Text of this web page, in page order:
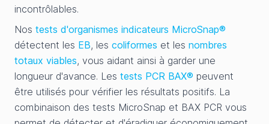
incontrôlables.
Nos tests d'organismes indicateurs MicroSnap®
détectent les EB, les coliformes et les nombres
totaux viables, vous aidant ainsi à garder une
longueur d'avance. Les tests PCR BAX® peuvent
être utilisés pour vérifier les résultats positifs. La
combinaison des tests MicroSnap et BAX PCR vous